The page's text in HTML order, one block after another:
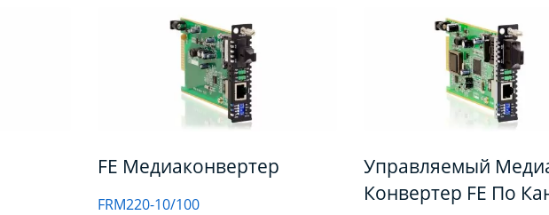
FE Медиаконвертер
FRM220-10/100
Управляемый
Конвертер FE По
GbE